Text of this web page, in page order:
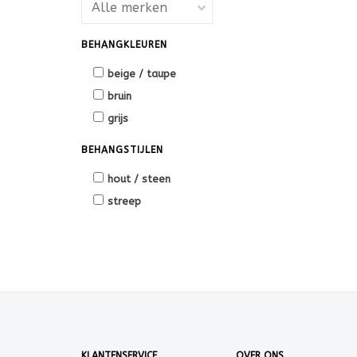
BEHANGKLEUREN
beige / taupe
bruin
grijs
BEHANGSTIJLEN
hout / steen
streep